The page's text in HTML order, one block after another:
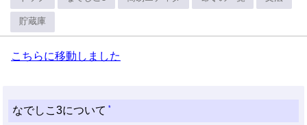
貯蔵庫
こちらに移動しました
なでしこ3について *